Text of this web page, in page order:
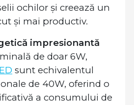
ochilor și creează un
și mai productiv.
impresionantă
de doar 6W,
sunt echivalentul
de 40W, oferind o
a consumului de